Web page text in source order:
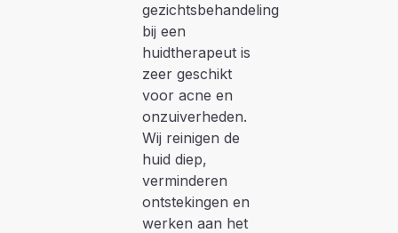
gezichtsbehandeling
bij een
huidtherapeut is
zeer geschikt
voor acne en
onzuiverheden.
Wij reinigen de
huid diep,
verminderen
ontstekingen en
werken aan het